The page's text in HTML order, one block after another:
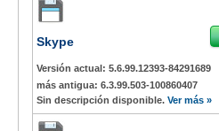
Skype
Versión actual: 5.6.99.12393-84291689
más antigua: 6.3.99.503-100860407
Sin descripción disponible. Ver más »